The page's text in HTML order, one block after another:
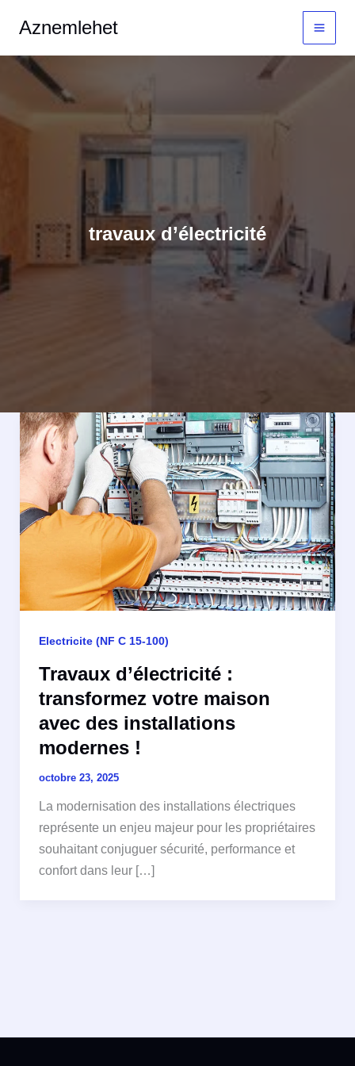
contenu
Aznemlehet
travaux d’électricité
Electricite (NF C 15-100)
Travaux d’électricité :
transformez votre maison
avec des installations
modernes !
octobre 23, 2025
La modernisation des installations électriques
représente un enjeu majeur pour les propriétaires
souhaitant conjuguer sécurité, performance et
confort dans leur […]